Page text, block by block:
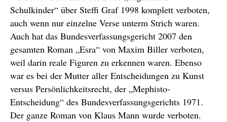
Schulkinder“ über Steffi Graf 1998 komplett verboten,
auch wenn nur einzelne Verse unterm Strich waren.
Auch hat das Bundesverfassungs­gericht 2007 den
gesamten Roman „Esra“ von Maxim Biller verboten,
weil darin reale Figuren zu erkennen waren. Ebenso
war es bei der Mutter aller Entscheidungen zu Kunst
versus Persön­lichkeitsrecht, der „Mephisto-
Entscheidung“ des Bundesver­fassungs­gerichts 1971.
Der ganze Roman von Klaus Mann wurde verboten.